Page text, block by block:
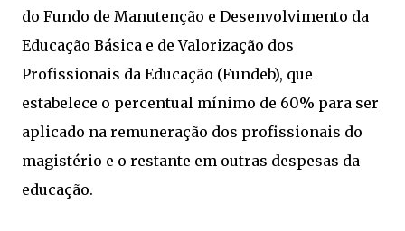
do Fundo de Manutenção e Desenvolvimento da
Educação Básica e de Valorização dos
Profissionais da Educação (Fundeb), que
estabelece o percentual mínimo de 60% para ser
aplicado na remuneração dos profissionais do
magistério e o restante em outras despesas da
educação.